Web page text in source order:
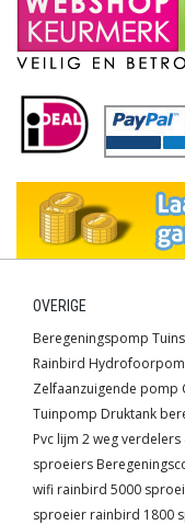
OVERIGE
Beregeningspomp
Rainbird
Zelfaanzuigende pomp
Tuinpomp Druktank
Pvc lijm 2 weg verdelers
sproeiers
wifi rainbird 5000
sproeier rainbird 1800